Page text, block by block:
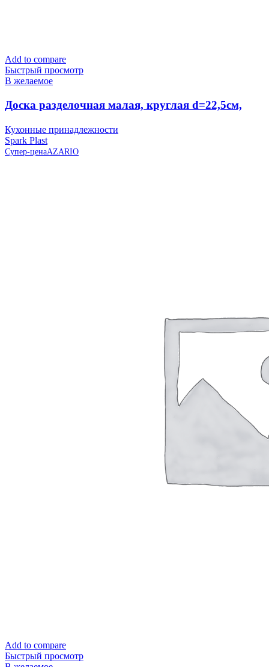
Add to compare
Быстрый просмотр
В желаемое
Доска разделочная малая, круглая d=22,5см,
Кухонные принадлежности
Spark Plast
Супер-ценаAZARIO
Add to compare
Быстрый просмотр